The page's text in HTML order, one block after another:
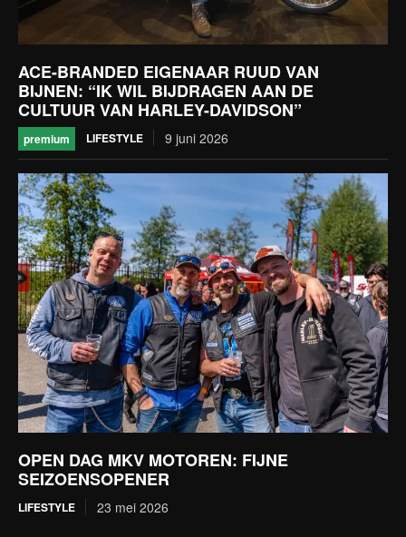
ACE-BRANDED EIGENAAR RUUD VAN
BIJNEN: “IK WIL BIJDRAGEN AAN DE
CULTUUR VAN HARLEY-DAVIDSON”
premium LIFESTYLE 9 juni 2026
OPEN DAG MKV MOTOREN: FIJNE
SEIZOENSOPENER
LIFESTYLE 23 mei 2026